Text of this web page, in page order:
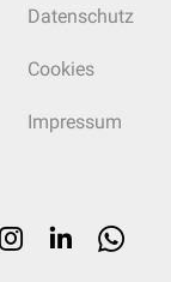
Datenschutz
Cookies
Impressum